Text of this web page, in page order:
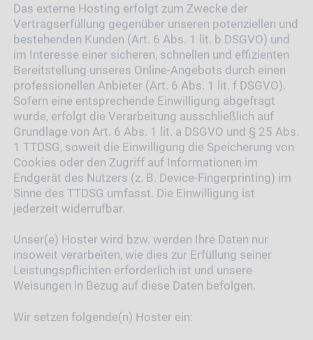
Das externe Hosting erfolgt zum Zwecke der
Vertragserfüllung gegenüber unseren potenziellen und
bestehenden Kunden (Art. 6 Abs. 1 lit. b DSGVO) und
im Interesse einer sicheren, schnellen und effizienten
Bereitstellung unseres Online-Angebots durch einen
professionellen Anbieter (Art. 6 Abs. 1 lit. f DSGVO).
Sofern eine entsprechende Einwilligung abgefragt
wurde, erfolgt die Verarbeitung ausschließlich auf
Grundlage von Art. 6 Abs. 1 lit. a DSGVO und § 25 Abs.
1 TTDSG, soweit die Einwilligung die Speicherung von
Cookies oder den Zugriff auf Informationen im
Endgerät des Nutzers (z. B. Device-Fingerprinting) im
Sinne des TTDSG umfasst. Die Einwilligung ist
jederzeit widerrufbar.
Unser(e) Hoster wird bzw. werden Ihre Daten nur
insoweit verarbeiten, wie dies zur Erfüllung seiner
Leistungspflichten erforderlich ist und unsere
Weisungen in Bezug auf diese Daten befolgen.
Wir setzen folgende(n) Hoster ein: